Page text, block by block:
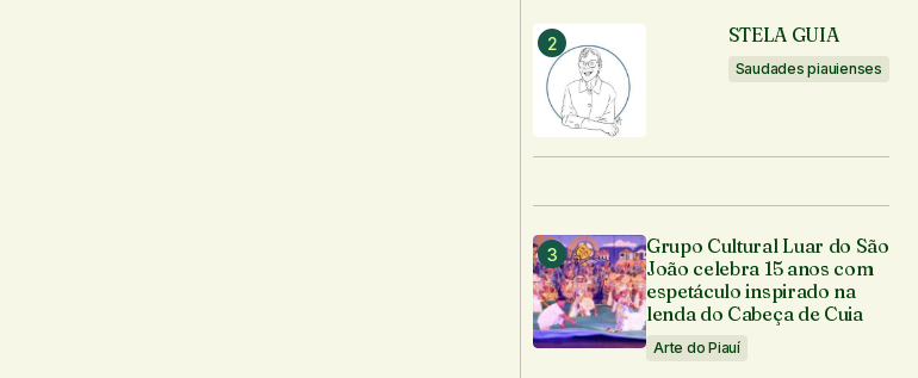
STELA GUIA
Saudades piauienses
Grupo Cultural Luar do São
João celebra 15 anos com
espetáculo inspirado na
lenda do Cabeça de Cuia
Arte do Piauí